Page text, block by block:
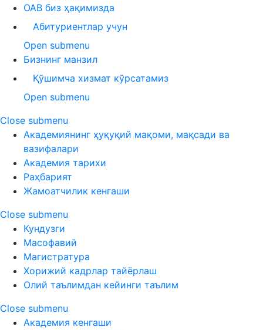
ОАВ биз ҳақимизда
Абитуриентлар учун
Open submenu
Бизнинг манзил
Қўшимча хизмат кўрсатамиз
Open submenu
Close submenu
Академиянинг ҳуқуқий мақоми, мақсади ва
вазифалари
Академия тарихи
Раҳбарият
Жамоатчилик кенгаши
Close submenu
Кундузги
Масофавий
Магистратура
Хорижий кадрлар тайёрлаш
Олий таълимдан кейинги таълим
Close submenu
Академия кенгаши